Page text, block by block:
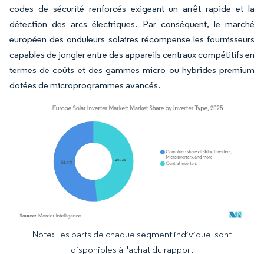
codes de sécurité renforcés exigeant un arrêt rapide et la
détection des arcs électriques. Par conséquent, le marché
européen des onduleurs solaires récompense les fournisseurs
capables de jongler entre des appareils centraux compétitifs en
termes de coûts et des gammes micro ou hybrides premium
dotées de microprogrammes avancés.
Image © Mordor Intelligence. La réutilisation nécessite une attribution sous CC BY
Note: Les parts de chaque segment individuel sont
disponibles à l'achat du rapport